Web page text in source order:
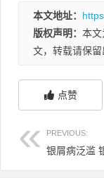
本文地址：
版权声明： 本文
文，转载请保留
点赞
PREVIOUS: